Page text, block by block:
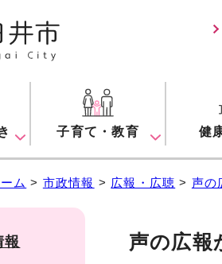
子育て・教育 健
ム > 市政情報 > 広報・広聴 > 声の
声の広
報